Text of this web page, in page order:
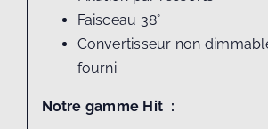
Faisceau 38°
Convertisseur non
fourni
Notre gamme Hit :